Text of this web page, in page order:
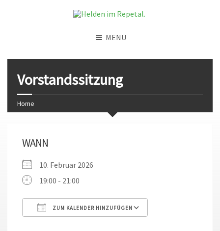
MENU
Vorstandssitzung
Home
WANN
10. Februar 2026
19:00 - 21:00
ZUM KALENDER HINZUFÜGEN